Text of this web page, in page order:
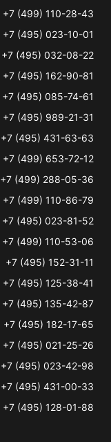
+7 (499) 110-28-43
+7 (495) 023-10-01
+7 (495) 032-08-22
+7 (495) 162-90-81
+7 (495) 085-74-61
+7 (495) 989-21-31
+7 (495) 431-63-63
+7 (499) 653-72-12
+7 (499) 288-05-36
+7 (499) 110-86-79
+7 (495) 023-81-52
+7 (499) 110-53-06
+7 (495) 152-31-11
+7 (495) 125-38-41
+7 (495) 135-42-87
+7 (495) 182-17-65
+7 (495) 021-25-26
+7 (495) 023-42-98
+7 (495) 431-00-33
+7 (495) 128-01-88